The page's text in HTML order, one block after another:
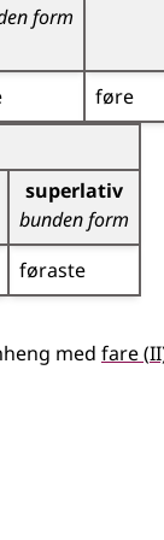
form
føre
superlativ
bunden form
føraste
med fare(2